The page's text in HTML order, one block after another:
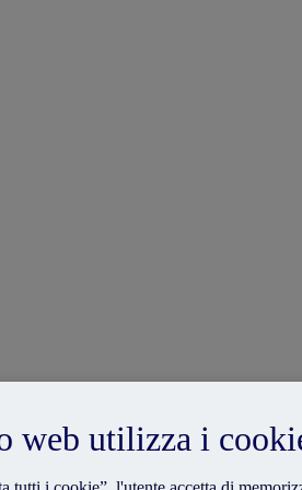
web utilizza i